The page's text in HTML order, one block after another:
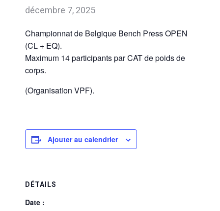
décembre 7, 2025
Championnat de Belgique Bench Press OPEN
(CL + EQ).
Maximum 14 participants par CAT de poids de
corps.
(Organisation VPF).
Ajouter au calendrier
DÉTAILS
Date :